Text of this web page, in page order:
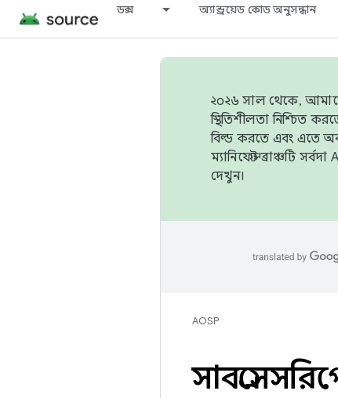
ডক্স অ্যান্ড্রয়েড কোড অনুসন্ধান
২০২৬ সাল থেকে,
স্থিতিশীলতা নিশ্চিত
বিল্ড করতে এবং এতে
ম্যানিফেস্ট ব্রাঞ্চটি
দেখুন।
AOSP